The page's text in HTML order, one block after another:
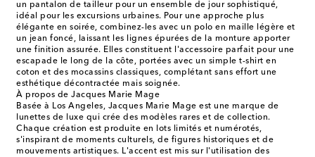
un pantalon de tailleur pour un ensemble de jour sophistiqué,
idéal pour les excursions urbaines. Pour une approche plus
élégante en soirée, combinez-les avec un polo en maille légère et
un jean foncé, laissant les lignes épurées de la monture apporter
une finition assurée. Elles constituent l'accessoire parfait pour une
escapade le long de la côte, portées avec un simple t-shirt en
coton et des mocassins classiques, complétant sans effort une
esthétique décontractée mais soignée.
À propos de Jacques Marie Mage
Basée à Los Angeles, Jacques Marie Mage est une marque de
lunettes de luxe qui crée des modèles rares et de collection.
Chaque création est produite en lots limités et numérotés,
s'inspirant de moments culturels, de figures historiques et de
mouvements artistiques. L'accent est mis sur l'utilisation des